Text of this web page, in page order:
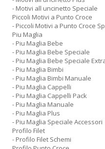
- Motivi all uncinetto Speciale
Piccoli Motivi a Punto Croce
- Piccoli Motivi a Punto Croce
Piu Maglia
- Piu Maglia Bebe
- Piu Maglia Bebe Speciale
- Piu Maglia Bebe Speciale
- Piu Maglia Bimbi
- Piu Maglia Bimbi Manuale
- Piu Maglia Cappelli
- Piu Maglia Cappelli Pack
- Piu Maglia Manuale
- Piu Maglia Plus
- Piu Maglia Speciale Accessori
Profilo Filet
- Profilo Filet Schemi